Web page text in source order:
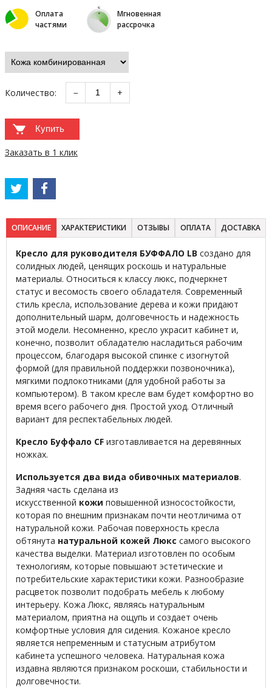
Оплата
частями
Мгновенная
рассрочка
Количество: − +
Купить
Заказать в 1 клик
ОПИСАНИЕ ХАРАКТЕРИСТИКИ ОТЗЫВЫ ОПЛАТА ДОСТАВКА
Кресло для руководителя БУФФАЛО LB создано для
солидных людей, ценящих роскошь и натуральные
материалы. Относиться к классу люкс, подчеркнет
статус и весомость своего обладателя. Современный
стиль кресла, использование дерева и кожи придают
дополнительный шарм, долговечность и надежность
этой модели. Несомненно, кресло украсит кабинет и,
конечно, позволит обладателю насладиться рабочим
процессом, благодаря высокой спинке с изогнутой
формой (для правильной поддержки позвоночника),
мягкими подлокотниками (для удобной работы за
компьютером). В таком кресле вам будет комфортно во
время всего рабочего дня. Простой уход. Отличный
вариант для респектабельных людей.
Кресло Буффало CF изготавливается на деревянных
ножках.
Используется два вида обивочных материалов.
Задняя часть сделана из
искусственной кожи повышенной износостойкости,
которая по внешним признакам почти неотличима от
натуральной кожи. Рабочая поверхность кресла
обтянута натуральной кожей Люкс самого высокого
качества выделки. Материал изготовлен по особым
технологиям, которые повышают эстетические и
потребительские характеристики кожи. Разнообразие
расцветок позволит подобрать мебель к любому
интерьеру. Кожа Люкс, являясь натуральным
материалом, приятна на ощупь и создает очень
комфортные условия для сидения. Кожаное кресло
является непременным и статусным атрибутом
кабинета успешного человека. Натуральная кожа
издавна являются признаком роскоши, стабильности и
долговечности.